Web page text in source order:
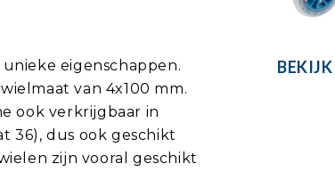
eigenschappen.
van 4x100 mm.
ook verkrijgbaar in
36), dus ook geschikt
zijn vooral geschikt
BEKIJK